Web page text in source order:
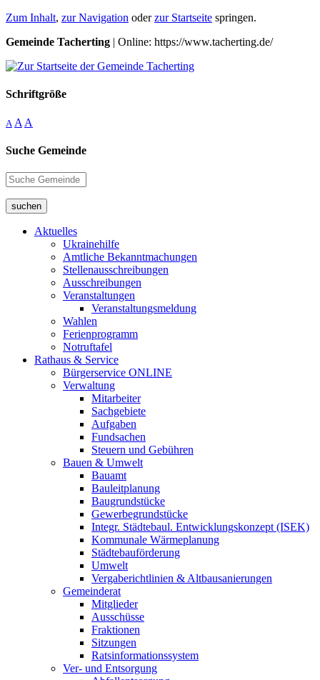
Zum Inhalt, zur Navigation oderzur Startseite springen.
Gemeinde Tacherting | Online: https://www.tacherting.de/
Schriftgröße
A A A
Suche Gemeinde
suchen
Aktuelles
Ukrainehilfe
Amtliche Bekanntmachungen
Stellenausschreibungen
Ausschreibungen
Veranstaltungen
Veranstaltungsmeldung
Wahlen
Ferienprogramm
Notruftafel
Rathaus & Service
Bürgerservice ONLINE
Verwaltung
Mitarbeiter
Sachgebiete
Aufgaben
Fundsachen
Steuern und Gebühren
Bauen & Umwelt
Bauamt
Bauleitplanung
Baugrundstücke
Gewerbegrundstücke
Integr. Städtebaul. Entwicklungskonzept (ISEK)
Kommunale Wärmeplanung
Städtebauförderung
Umwelt
Vergaberichtlinien & Altbausanierungen
Gemeinderat
Mitglieder
Ausschüsse
Fraktionen
Sitzungen
Ratsinformationssystem
Ver- und Entsorgung